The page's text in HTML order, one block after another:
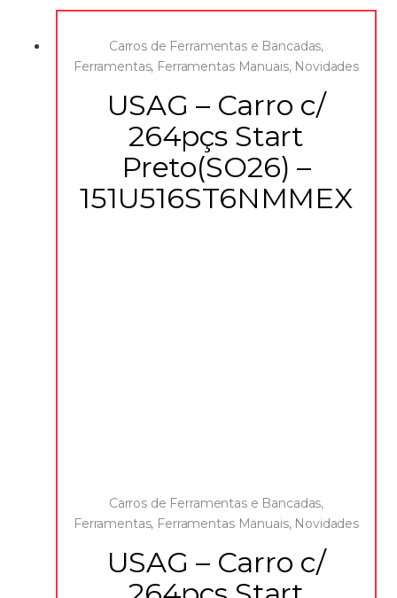
Carros de Ferramentas e Bancadas,
Ferramentas, Ferramentas Manuais, Novidades
USAG – Carro c/
264pçs Start
Preto(SO26) –
151U516ST6NMMEX
Carros de Ferramentas e Bancadas,
Ferramentas, Ferramentas Manuais, Novidades
USAG – Carro c/